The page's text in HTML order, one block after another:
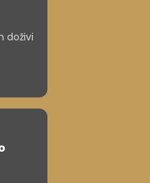
doživi